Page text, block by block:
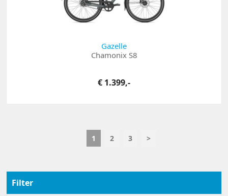
Gazelle
Chamonix S8
€ 1.399,-
1 2 3 >
Filter